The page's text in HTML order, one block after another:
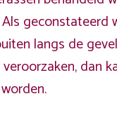
geconstateerd
langs de
dan